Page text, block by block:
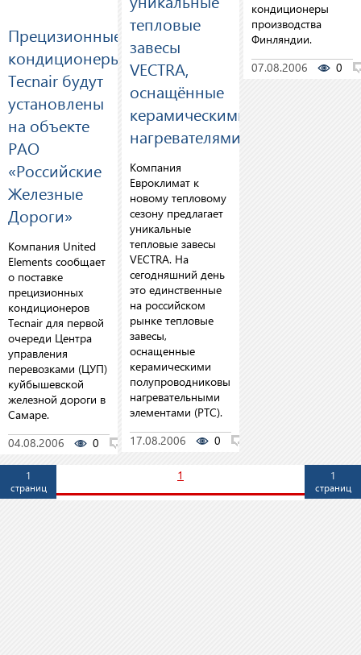
Прецизионные
кондиционеры
Tecnair будут
установлены
на объекте
РАО
«Российские
Железные
Дороги»
Компания United
Elements сообщает
о поставке
прецизионных
кондиционеров
Tecnair для первой
очереди Центра
управления
перевозками (ЦУП)
куйбышевской
железной дороги в
Самаре.
04.08.2006
0 0
тепловые
завесы
VECTRA,
оснащённые
керамическими
нагревателями
Компания
Евроклимат к
новому тепловому
сезону предлагает
уникальные
тепловые завесы
VECTRA. На
сегодняшний день
это единственные
на российском
рынке тепловые
завесы,
оснащенные
керамическими
полупроводниковыми
нагревательными
элементами (PTC).
17.08.2006
0
кондиционеры
производства
Финляндии.
07.08.2006
0
1
страниц
1
страниц
1